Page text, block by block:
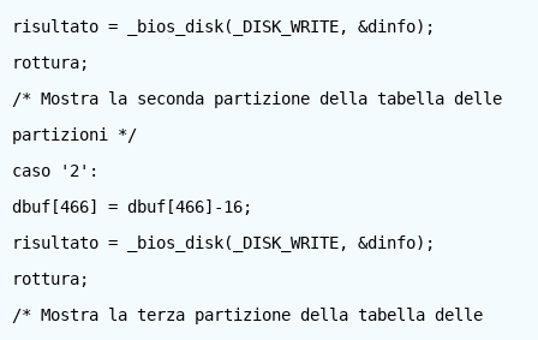
risultato = _bios_disk(_DISK_WRITE, &dinfo);
rottura;
/* Mostra la seconda partizione della tabella delle
partizioni */
caso '2':
dbuf[466] = dbuf[466]-16;
risultato = _bios_disk(_DISK_WRITE, &dinfo);
rottura;
/* Mostra la terza partizione della tabella delle